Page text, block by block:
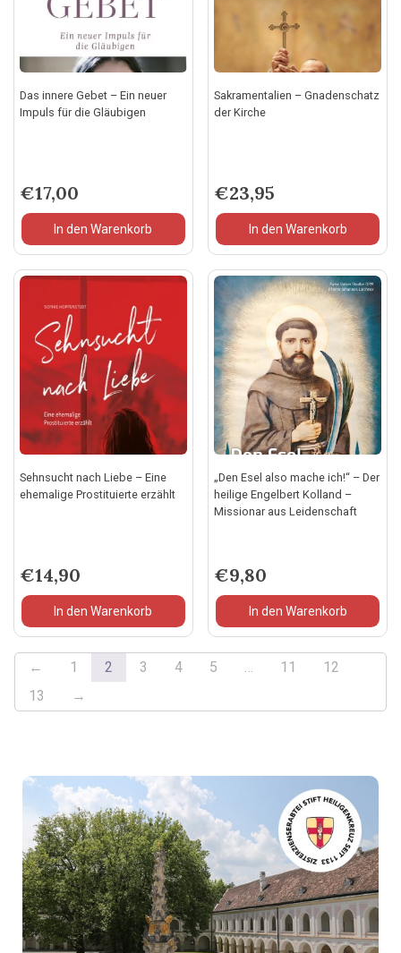
Das innere Gebet – Ein neuer
Impuls für die Gläubigen
€17,00
In den Warenkorb
Sakramentalien – Gnadenschatz
der Kirche
€23,95
In den Warenkorb
Sehnsucht nach Liebe – Eine
ehemalige Prostituierte erzählt
€14,90
In den Warenkorb
„Den Esel also mache ich!“ – Der
heilige Engelbert Kolland –
Missionar aus Leidenschaft
€9,80
In den Warenkorb
← 1 2 3 4 5 11
12
13
→